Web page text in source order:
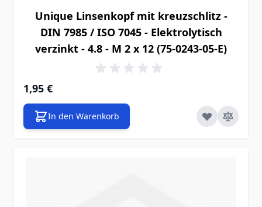
Unique Linsenkopf mit kreuzschlitz -
DIN 7985 / ISO 7045 - Elektrolytisch
verzinkt - 4.8 - M 2 x 12 (75-0243-05-E)
1,95 €
In den Warenkorb